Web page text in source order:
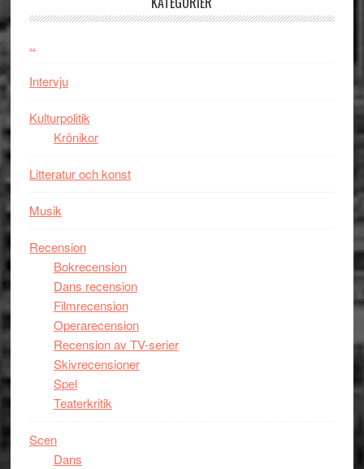
unga får
..
Intervju
Kulturpolitik
Krönikor
Litteratur och konst
Musik
Recension
Bokrecension
Dans recension
Filmrecension
Operarecension
Recension av TV-serier
Skivrecensioner
Spel
Teaterkritik
Scen
Dans